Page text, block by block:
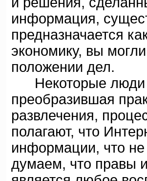
информация,
предназначается
экономику, вы
положении дел.
Некоторые люди
преобразившая
развлечения,
полагают, что
информации, что
думаем, что правы